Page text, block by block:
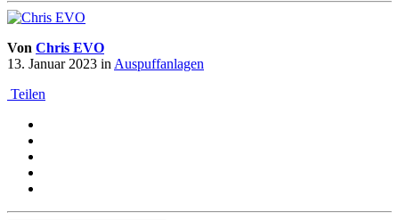
Von Chris EVO
13. Januar 2023 inAuspuffanlagen
Teilen